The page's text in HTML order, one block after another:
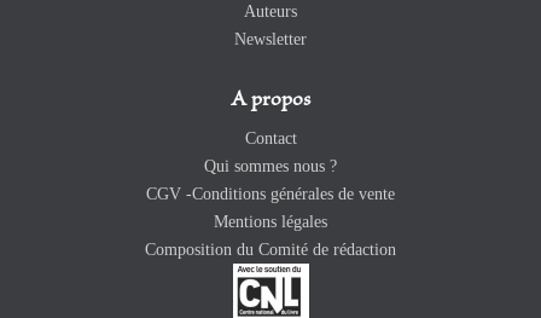
Auteurs
Newsletter
A propos
Contact
Qui sommes nous ?
CGV -Conditions générales de vente
Mentions légales
Composition du Comité de rédaction